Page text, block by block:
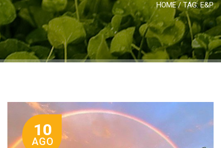
HOME/ TAG:E&P
10
AGO